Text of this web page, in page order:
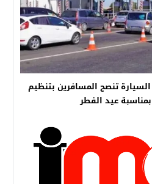
تنصح المسافرين بتنظيم
عيد الفطر